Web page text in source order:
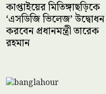
কাপ্তাইয়ের মিতিঙ্গাছড়িকে
‘এসডিজি ভিলেজ’ উদ্বোধন
করবেন প্রধানমন্ত্রী তারেক
রহমান